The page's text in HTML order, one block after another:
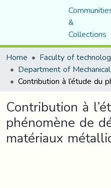
&
Collections
Home
Faculty of
Contribution à
phénomène de
matériaux